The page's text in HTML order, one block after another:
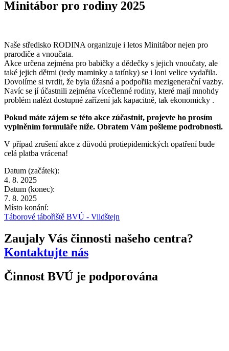
Minitábor pro rodiny 2025
Naše středisko RODINA organizuje i letos Minitábor nejen pro
prarodiče a vnoučata.
Akce určena zejména pro babičky a dědečky s jejich vnoučaty, ale
také jejich dětmi (tedy maminky a tatínky) se i loni velice vydařila.
Dovolíme si tvrdit, že byla úžasná a podpořila mezigenerační vazby.
Navíc se jí účastnili zejména vícečlenné rodiny, které mají mnohdy
problém nalézt dostupné zařízení jak kapacitně, tak ekonomicky .
Pokud máte zájem se této akce zúčastnit, projevte ho prosím
vyplněním formuláře níže. Obratem Vám pošleme podrobnosti.
V případ zrušení akce z důvodů protiepidemických opatření bude
celá platba vrácena!
Datum (začátek):
4. 8. 2025
Datum (konec):
7. 8. 2025
Místo konání:
Táborové tábořiště BVÚ - Vildštejn
Zaujaly Vás činnosti našeho centra?
Kontaktujte nás
Činnost BVÚ je podporována